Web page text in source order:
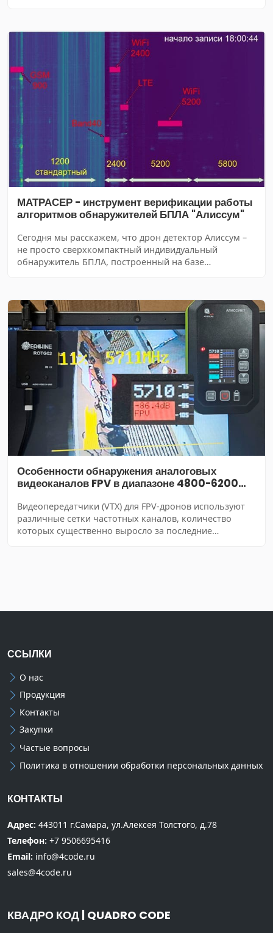
МАТРАСЕР - инструмент верификации работы
алгоритмов обнаружителей БПЛА "Алиссум"
Сегодня мы расскажем, что дрон детектор Алиссум –
не просто сверхкомпактный индивидуальный
обнаружитель БПЛА, построенный на базе
начальном этапе разработки детектора Алиссум были
заложены возможности дистанционного
взаимодействия с различными устройствами (API). Это
позволяет оперативно разрабатывать множество
специализированных инструментов для выполнения
обучения алгоритмов, их верификации, тестирования
в совершенно различных условиях. Один из таких
инструментов мы называем МАТРАСЕР.
Особенности обнаружения аналоговых
видеоканалов FPV в диапазоне 4800-6200
Видеопередатчики (VTX) для FPV-дронов используют
различные сетки частотных каналов, количество
которых существенно выросло за последние
ССЫЛКИ
О нас
Продукция
Контакты
Закупки
Частые вопросы
Политика в отношении обработки персональных данных
КОНТАКТЫ
Адрес: 443011 г.Самара, ул.Алексея Толстого, д.78
Телефон: +7 9506695416
Email: info@4code.ru
sales@4code.ru
КВАДРО КОД | QUADRO CODE